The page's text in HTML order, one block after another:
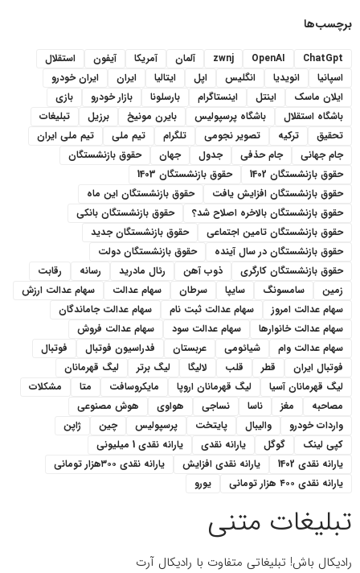
برچسب‌ها
ChatGpt
OpenAI
zwnj آلمان آمریکا آیفون
استقلال
اسپانیا
انویدیا انگلیس اپل ایتالیا ایران
ایران خودرو
ایلان ماسک
اینتل اینستاگرام بارسلونا بازار خودرو
بازی
باشگاه استقلال
باشگاه پرسپولیس بایرن مونیخ برزیل
تبلیغات
تحقیق
ترکیه تصویر نجومی تلگرام تیم ملی
تیم ملی ایران
جام جهانی
جام حذفی جدول جهان
حقوق بازنشستگان
حقوق بازنشستگان 1402
حقوق بازنشستگان 1403
حقوق بازنشستگان افزایش یافت
حقوق بازنشستگان این ماه
حقوق بازنشستگان بالاخره اصلاح شد؟
حقوق بازنشستگان بانکی
حقوق بازنشستگان تامین اجتماعی
حقوق بازنشستگان جدید
حقوق بازنشستگان در سال آینده
حقوق بازنشستگان دولت
حقوق بازنشستگان کارگری
ذوب آهن رئال مادرید رسانه
رقابت
زمین
سامسونگ سایپا سرطان سهام عدالت
سهام عدالت ارزش
سهام عدالت امروز
سهام عدالت ثبت نام
سهام عدالت جاماندگان
سهام عدالت خانوارها
سهام عدالت سود
سهام عدالت فروش
سهام عدالت وام
شیائومی عربستان فدراسیون فوتبال
فوتبال
فوتبال ایران
قطر قلب لالیگا لیگ برتر
لیگ قهرمانان
لیگ قهرمانان آسیا
لیگ قهرمانان اروپا مایکروسافت متا
مشکلات
مصاحبه
مغز ناسا نساجی هواوی
هوش مصنوعی
واردات خودرو
والیبال پایتخت پرسپولیس چین
ژاپن
کپی لینک
گوگل یارانه نقدی
یارانه نقدی 1 میلیونی
یارانه نقدی 1402
یارانه نقدی افزایش
یارانه نقدی ۳۰۰هزار تومانی
یارانه نقدی ۴۰۰ هزار تومانی
یورو
تبلیغات متنی
رادیکال باش! تبلیغاتی متفاوت با رادیکال آرت